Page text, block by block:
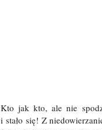
Kto jak kto, ale nie
i stało się! Z